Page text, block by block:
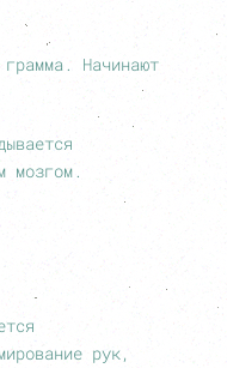
Начинают
мозгом.
рук,